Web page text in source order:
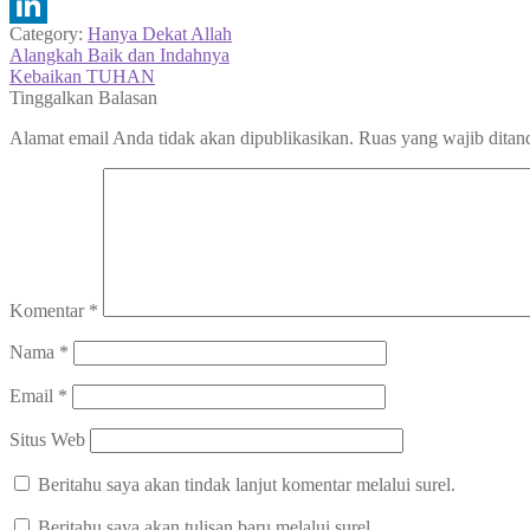
LinkedIn
Category: Hanya Dekat Allah
Navigasi
pos
Previous
post:
Alangkah Baik dan Indahnya
Next
post:
Kebaikan TUHAN
Tinggalkan Balasan
Alamat email Anda tidak akan dipublikasikan. Ruas yang wajib
Komentar *
Nama *
Email *
Situs Web
Beritahu saya akan tindak lanjut komentar melalui surel.